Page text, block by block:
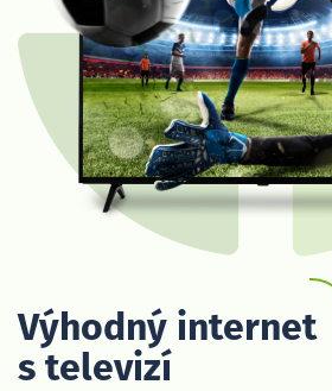
Výhodný internet
s televizí